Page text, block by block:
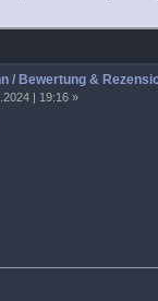
/ Bewertung &
| 19:16 »